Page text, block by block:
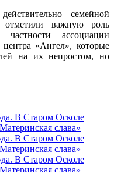
семейной
отметили важную роль
ассоциации
«Ангел», которые
на их непростом, но